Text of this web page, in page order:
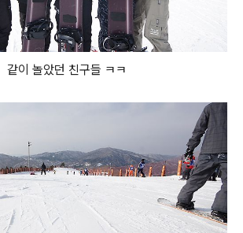
같이 놀았던 친구들 ㅋㅋ